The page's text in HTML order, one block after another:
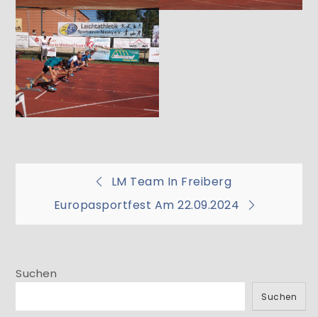
Beitragsnavigation
LM Team In Freiberg
Europasportfest Am 22.09.2024
Suchen
Suchen